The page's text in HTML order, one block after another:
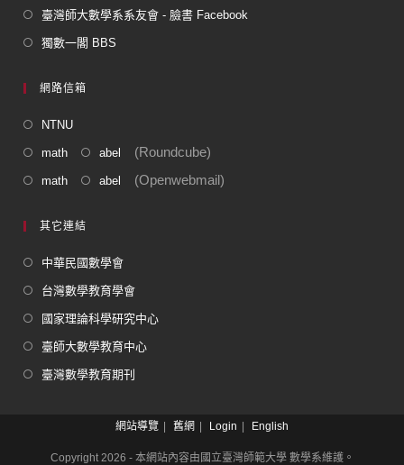
臺灣師大數學系系友會 - 臉書 Facebook
獨數一閣 BBS
網路信箱
NTNU
math abel (Roundcube)
math abel (Openwebmail)
其它連結
中華民國數學會
台灣數學教育學會
國家理論科學研究中心
臺師大數學教育中心
臺灣數學教育期刊
網站導覽 舊網 Login English
Copyright 2026 - 本網站內容由國立臺灣師範大學 數學系維護。